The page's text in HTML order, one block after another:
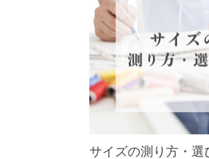
サイズの測り方・選